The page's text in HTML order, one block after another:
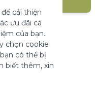
Chúng
có thể sử
hoạt chức
cải thiện
ưu đãi cá
của bạn.
chọn cookie
có thể bị
biết thêm, xin